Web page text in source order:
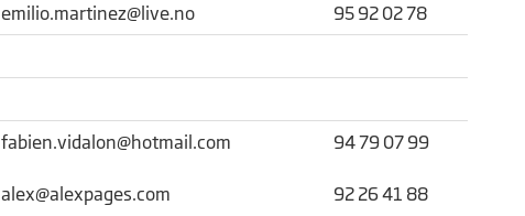
emilio.martinez@live.no
95 92 02 78
fabien.vidalon@hotmail.com
alex@alexpages.com
94 79 07 99
92 26 41 88